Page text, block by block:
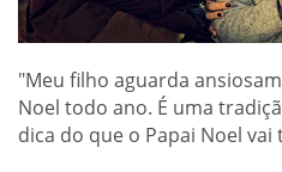
"Meu filho aguarda
Noel todo ano. É uma
dica do que o Papai Noel vai